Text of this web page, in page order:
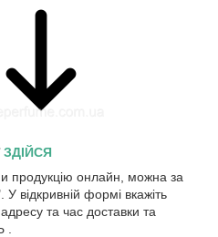
ЗДІЙСЯ
продукцію онлайн, можна за
відкривній формі вкажіть
та час доставки та